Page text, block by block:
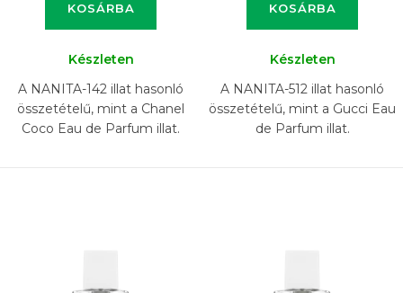
KOSÁRBA
Készleten
A NANITA-142 illat hasonló
összetételű, mint a Chanel
Coco Eau de Parfum illat.
KOSÁRBA
Készleten
A NANITA-512 illat hasonló
összetételű, mint a Gucci Eau
de Parfum illat.